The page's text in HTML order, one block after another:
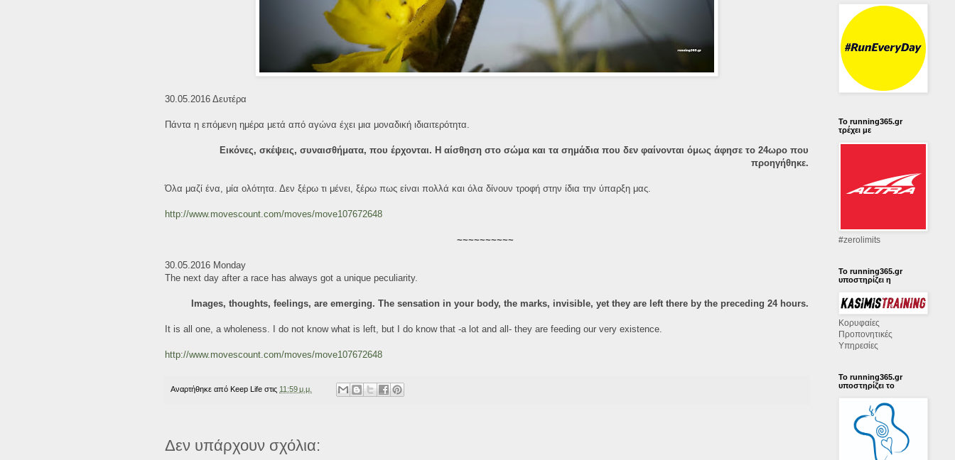
30.05.2016 Δευτέρα
Πάντα η επόμενη ημέρα μετά από αγώνα έχει μια μοναδική ιδιαιτερότητα.
Εικόνες, σκέψεις, συναισθήματα, που έρχονται. Η αίσθηση στο σώμα και τα σημάδια που δεν φαίνονται όμως άφησε το 24ωρο που
προηγήθηκε.
Όλα μαζί ένα, μία ολότητα. Δεν ξέρω τι μένει, ξέρω πως είναι πολλά και όλα δίνουν τροφή στην ίδια την ύπαρξη μας.
http://www.movescount.com/moves/move107672648
~~~~~~~~~~
30.05.2016 Monday
The next day after a race has always got a unique peculiarity.
Images, thoughts, feelings, are emerging. The sensation in your body, the marks, invisible, yet they are left there by the preceding 24 hours.
It is all one, a wholeness. I do not know what is left, but I do know that -a lot and all- they are feeding our very existence.
http://www.movescount.com/moves/move107672648
Αναρτήθηκε από Keep Life στις 11:59 μ.μ.
Δεν υπάρχουν σχόλια:
Το running365.gr
τρέχει με
‪#‎zerolimits‬
Το running365.gr
υποστηρίζει η
Κορυφαίες
Προπονητικές
Υπηρεσίες
Το running365.gr
υποστηρίζει το